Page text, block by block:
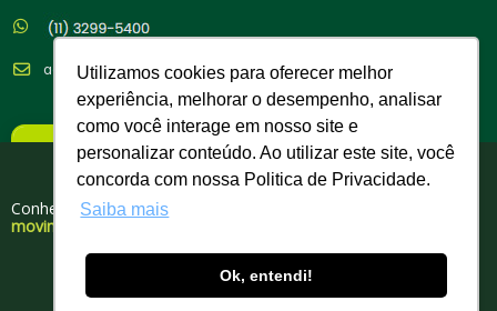
Tem cupom para você!
Conheça nosso portfólio de produtos para
movimentação, elevação e amarração de cargas.
DOWNLOAD GRATUITO
Utilizamos cookies para oferecer melhor
experiência, melhorar o desempenho, analisar
como você interage em nosso site e
personalizar conteúdo. Ao utilizar este site, você
concorda com nossa Politica de Privacidade.
Saiba mais
Ok, entendi!
acrocabo@acrocabo.com.br
Copyright © 2026 Acro Cabos de Aço Indústria e Comércio LTDA. -
03.358.329/0004-60| Todos os Direitos Reservados. Desenvolvido por
×
Nova Política Comercial
A partir de 02/02/26
Compra Mínima: R$ 500,00